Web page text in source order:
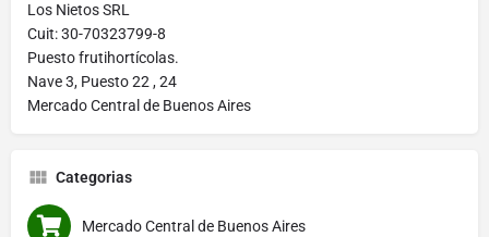
Los Nietos SRL
Cuit: 30-70323799-8
Puesto frutihortícolas.
Nave 3, Puesto 22 , 24
Mercado Central de Buenos Aires
Categorias
Mercado Central de Buenos Aires